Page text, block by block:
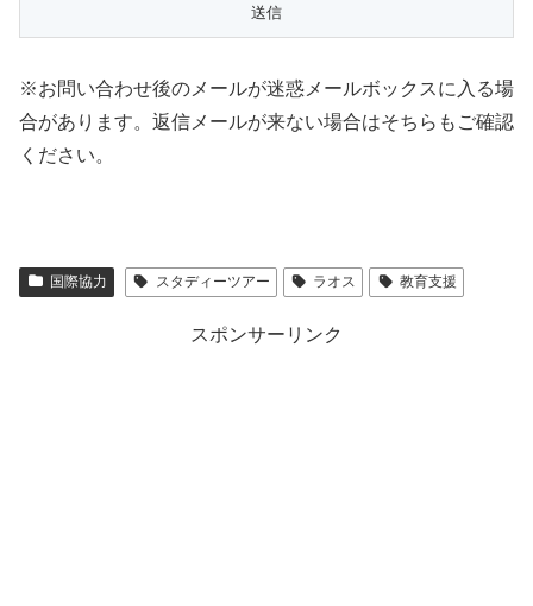
※お問い合わせ後のメールが迷惑メールボックスに入る場
合があります。返信メールが来ない場合はそちらもご確認
ください。
国際協力 スタディーツアー ラオス 教育支援
スポンサーリンク